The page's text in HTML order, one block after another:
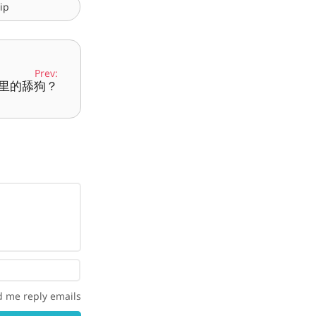
Prev:
的舔狗？
me reply emails